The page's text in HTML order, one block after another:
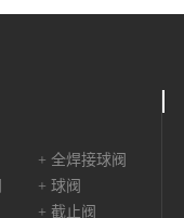
+ 全焊接球阀
+ 球阀
+ 截止阀